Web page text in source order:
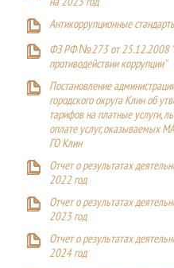
Антикоррупционные
ФЗ РФ №273 от 25.12.2008
противодействии коррупции"
Постановление
городского округа Клин об
тарифов на платные услуги,
оплате услуг, оказываемых
ГО Клин
Отчет о результатах
2022 год
Отчет о результатах
2023 год
Отчет о результатах
2024 год